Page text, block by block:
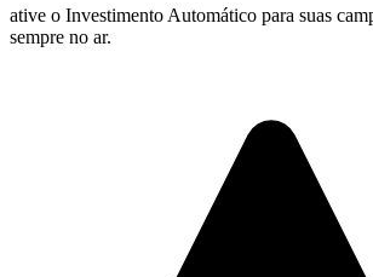
ative o Investimento Automático para suas
sempre no ar.